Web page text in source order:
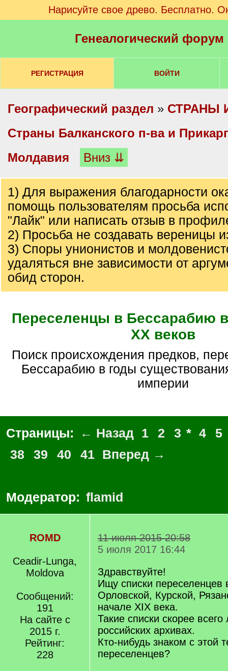
Нарисуйте свое древо. Бесплатно.
Генеалогический
РЕГИСТРАЦИЯ ВОЙТИ
Географический раздел » СТРАНЫ
Cтраны Балканского п-ва и
Молдавия
Вниз ⇊
1) Для выражения благодарности
помощь пользователям просьба
"Лайк" или написать отзыв в
2) Просьба не создавать вереницы
3) Споры унионистов и
удаляться вне зависимости от
обид сторон.
Переселенцы в Бессарабию
XX веков
Поиск происхождения предков, переселившихся в
Бессарабию в годы
империи
Страницы: ← Назад 1 2 3 * 4
5
38
39 40 41 Вперед →
Модератор: flamid
ROMD
Ceadir-Lunga,
Moldova
Сообщений:
191
На сайте с
2015 г.
Рейтинг:
228
11 июля 2015 20:58
5 июля 2017 16:44
Здравствуйте!
Ищу списки переселенцев
Орловской, Курской,
начале ХIX века.
Такие списки скорее всего
российских архивах.
Кто-нибудь знаком с этой
переселенцев?